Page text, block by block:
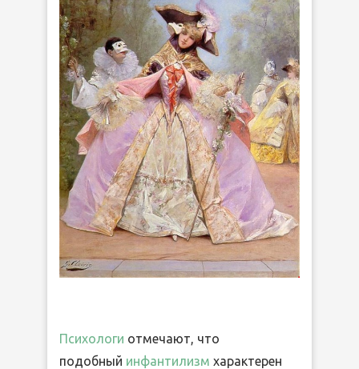
Психологи отмечают, что
подобный инфантилизм характерен